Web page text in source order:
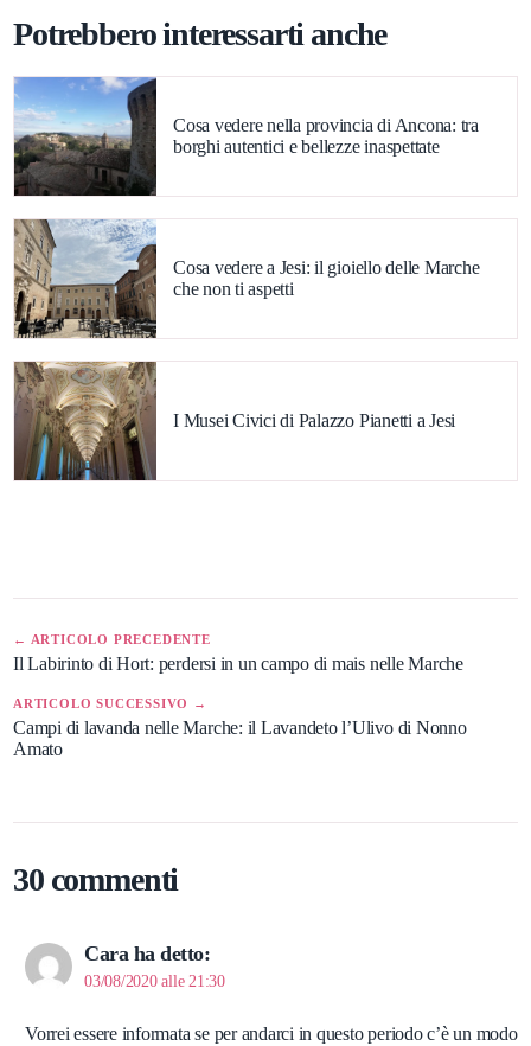
Potrebbero interessarti anche
Cosa vedere nella provincia di Ancona: tra
borghi autentici e bellezze inaspettate
Cosa vedere a Jesi: il gioiello delle Marche
che non ti aspetti
I Musei Civici di Palazzo Pianetti a Jesi
← ARTICOLO PRECEDENTE
Il Labirinto di Hort: perdersi in un campo di mais nelle Marche
ARTICOLO SUCCESSIVO →
Campi di lavanda nelle Marche: il Lavandeto l’Ulivo di Nonno
Amato
30 commenti
Cara ha detto:
03/08/2020 alle 21:30
Vorrei essere informata se per andarci in questo periodo c’è un modo